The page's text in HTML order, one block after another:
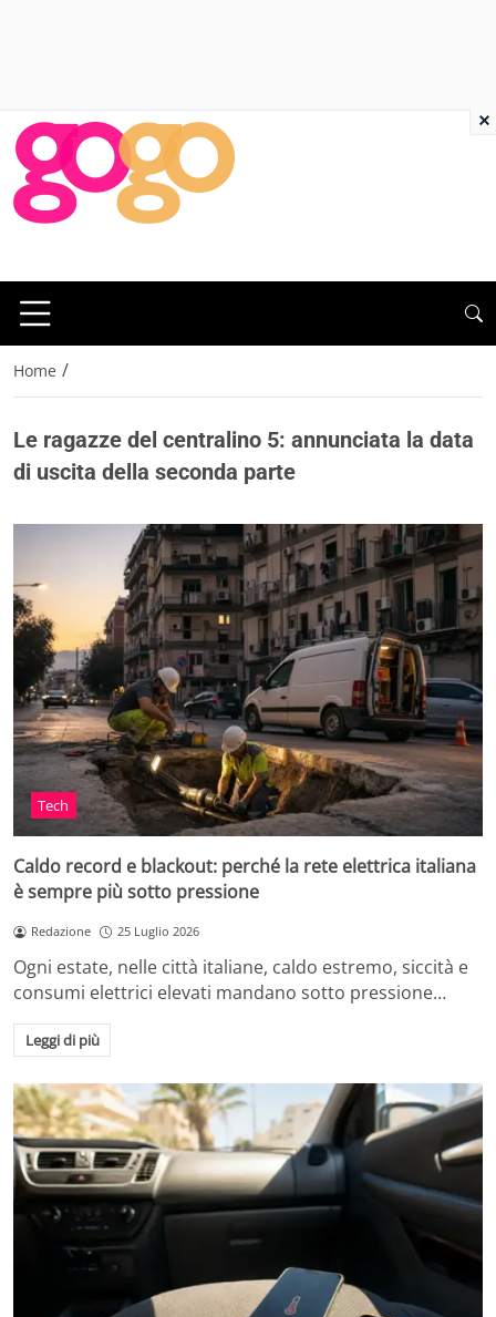
Home /
Le ragazze del centralino 5: annunciata la data
di uscita della seconda parte
Tech
Caldo record e blackout: perché la rete elettrica italiana
è sempre più sotto pressione
Redazione 25 Luglio 2026
Ogni estate, nelle città italiane, caldo estremo, siccità e
consumi elettrici elevati mandano sotto pressione…
Leggi di più
×